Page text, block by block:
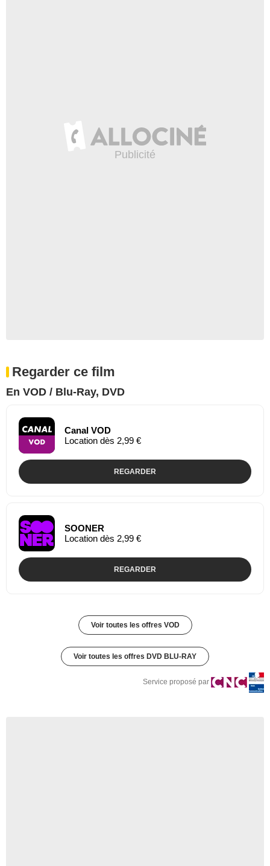
Regarder ce film
En VOD / Blu-Ray, DVD
Canal VOD
Location dès 2,99 €
REGARDER
SOONER
Location dès 2,99 €
REGARDER
Voir toutes les offres VOD
Voir toutes les offres DVD BLU-RAY
Service proposé par